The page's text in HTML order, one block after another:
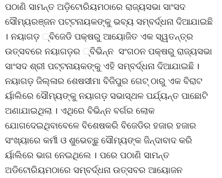
ପଠାଣି ସାମନ୍ତ ଅଡ଼ିଟୋରିୟମଠାରେ ରାଜ୍ୟସଭା ସାଂସଦ
ସୌମ୍ୟରଞ୍ଜନ ପଟ୍ଟନାୟକଙ୍କୁ ଭବ୍ୟ ସମ୍ବର୍ଦ୍ଧନା ଦିଆଯାଇଛି
। ନୟାଗଡ଼ ୍ବିଜେଡି ପକ୍ଷରୁ ଆୟୋଜିତ ଏକ ସ୍ୱତନ୍ତ୍ର
ଉତ୍ସବରେ ନୟାଗଡ଼ର ୍ବିଭିନ୍ନ ସଂଗଠନ ପକ୍ଷରୁ ରାଜ୍ୟସଭା
ସାଂସଦ ଶ୍ରୀ ପଟ୍ଟନାୟକଙ୍କୁ ଏହି ସମ୍ବର୍ଦ୍ଧନା ଦିଆଯାଇଛି ।
ନୟାଗଡ଼ ଜିଲ୍ଳାର ଶେଷସୀମା ବିଜିପୁର ଗେଟ୍ ଠାରୁ ଏକ ବିରାଟ
ର୍ୟାଲିରେ ସୌମ୍ୟଙ୍କୁ ନୟାଗଡ଼ ସଭାସ୍ଥଳ ପର୍ଯ୍ୟନ୍ତ ପାଛୋଟି
ଅଣାଯାଇଥିଲା । ଏଥିରେ ବିଭିନ୍ନ ବର୍ଗର ଲୋକ
ଯୋଗଦେଇଥିବାବେଳେ ବିଶେଷକରି ବିଜେଡିର ହଜାର ହଜାର
ସଂଖ୍ୟାରେ କର୍ମୀ ଓ ଶୁଭେଚ୍ଛୁ ସୌମ୍ୟଙ୍କ ଜିନ୍ଦାବାଦ କରି
ର୍ୟାଲିରେ ଭାଗ ନେଇଥିଲେ । ପରେ ପଠାଣି ସାମନ୍ତ
ଅଡିଟୋରିୟମଠାରେ ସମ୍ବର୍ଦ୍ଧନା ଉତ୍ସବର ଆୟୋଜନ